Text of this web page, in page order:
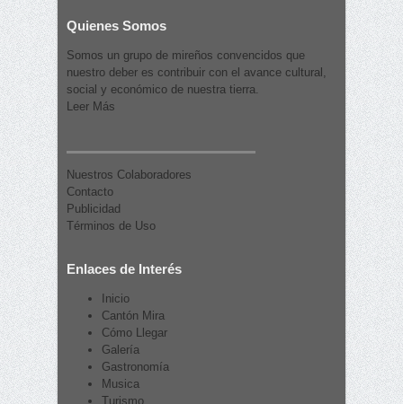
Quienes Somos
Somos un grupo de mireños convencidos que
nuestro deber es contribuir con el avance cultural,
social y económico de nuestra tierra.
Leer Más
Nuestros Colaboradores
Contacto
Publicidad
Términos de Uso
Enlaces de Interés
Inicio
Cantón Mira
Cómo Llegar
Galería
Gastronomía
Musica
Turismo